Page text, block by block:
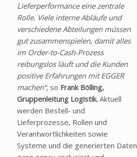
Lieferperformance eine zentrale
Rolle. Viele interne Abläufe und
verschiedene Abteilungen müssen
gut zusammenspielen, damit alles
im Order-to-Cash-Prozess
reibungslos läuft und die Kunden
positive Erfahrungen mit EGGER
machen“, so Frank Bölling,
Gruppenleitung Logistik. Aktuell
werden Bestell- und
Lieferprozesse, Rollen und
Verantwortlichkeiten sowie
Systeme und die generierten Daten